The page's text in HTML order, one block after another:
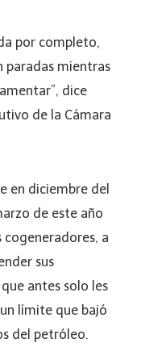
por completo,
paradas mientras
dice
de la Cámara
en diciembre del
de este año
cogeneradores, a
sus
antes solo les
límite que bajó
del petróleo.